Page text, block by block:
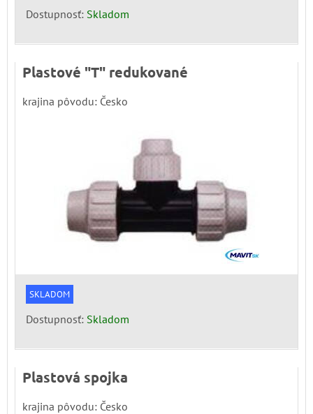
Dostupnosť: Skladom
Plastové "T" redukované
krajina pôvodu: Česko
SKLADOM
Dostupnosť: Skladom
Plastová spojka
krajina pôvodu: Česko